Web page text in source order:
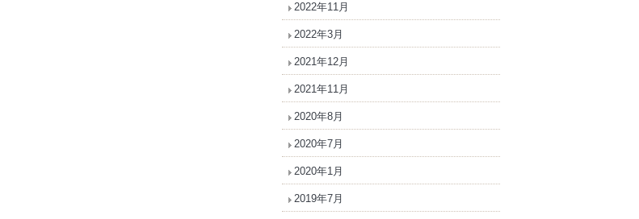
2022年11月
2022年3月
2021年12月
2021年11月
2020年8月
2020年7月
2020年1月
2019年7月